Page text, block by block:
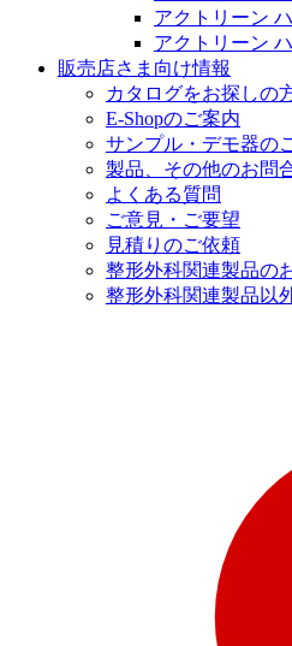
アクトリーン
アクトリーン
販売店さま向け情報
カタログをお探しの
E-Shopのご案内
サンプル・デモ器の
製品、その他のお問
よくある質問
ご意見・ご要望
見積りのご依頼
整形外科関連製品の
整形外科関連製品以